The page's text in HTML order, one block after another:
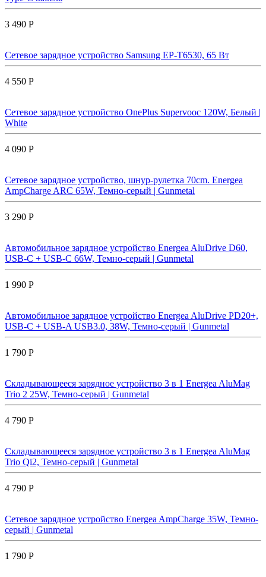
3 490 Р
Сетевое зарядное устройство Samsung EP-T6530, 65 Вт
4 550 Р
Сетевое зарядное устройство OnePlus Supervooc 120W, Белый |
White
4 090 Р
Сетевое зарядное устройство, шнур-рулетка 70cm. Energea
AmpCharge ARC 65W, Темно-серый | Gunmetal
3 290 Р
Автомобильное зарядное устройство Energea AluDrive D60,
USB-C + USB-С 66W, Темно-серый | Gunmetal
1 990 Р
Автомобильное зарядное устройство Energea AluDrive PD20+,
USB-C + USB-A USB3.0, 38W, Темно-серый | Gunmetal
1 790 Р
Складывающееся зарядное устройство 3 в 1 Energea AluMag
Trio 2 25W, Темно-серый | Gunmetal
4 790 Р
Складывающееся зарядное устройство 3 в 1 Energea AluMag
Trio Qi2, Темно-серый | Gunmetal
4 790 Р
Сетевое зарядное устройство Energea AmpCharge 35W, Темно-
серый | Gunmetal
1 790 Р